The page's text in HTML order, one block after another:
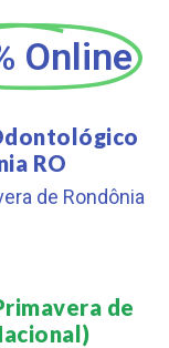
Online
RO
de Rondônia
de